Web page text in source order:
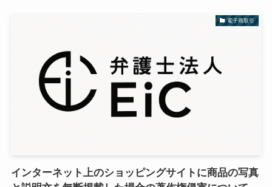
電子商取引
インターネット上のショッピングサイトに商品の写真